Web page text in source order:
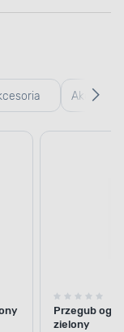
Akcesoria
betonowe
Przegub
zielony